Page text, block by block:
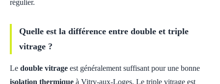
régulier.
Quelle est la différence entre double et triple
vitrage ?
Le double vitrage est généralement suffisant pour une bonne
isolation thermique à Vitry-aux-Loges. Le triple vitrage est